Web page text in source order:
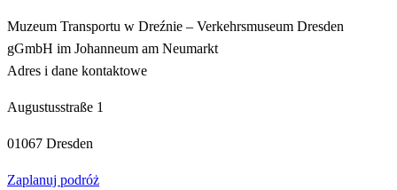
Muzeum Transportu w Dreźnie – Verkehrsmuseum Dresden
gGmbH im Johanneum am Neumarkt
Adres i dane kontaktowe
Augustusstraße 1
01067 Dresden
Zaplanuj podróż